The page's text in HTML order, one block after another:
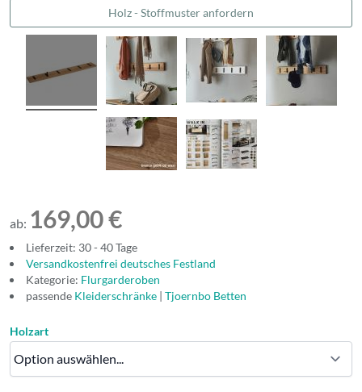
Holz - Stoffmuster anfordern
ab: 169,00 €
Lieferzeit: 30 - 40 Tage
Versandkostenfrei deutsches Festland
Kategorie: Flurgarderoben
passende Kleiderschränke | Tjoernbo Betten
Holzart